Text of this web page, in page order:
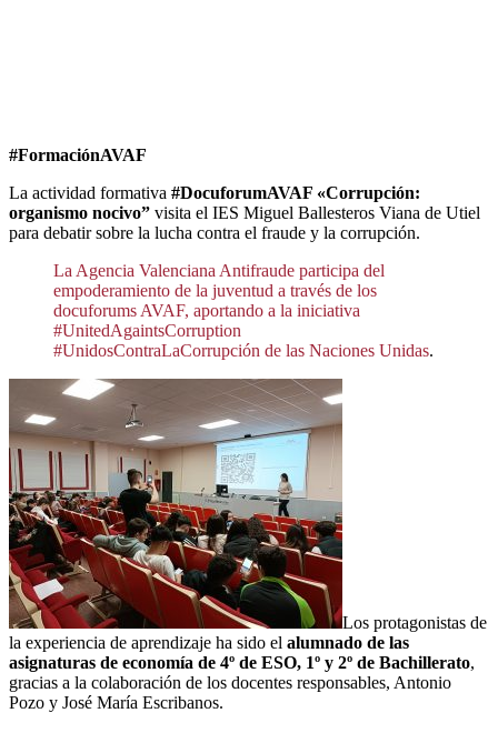
#FormaciónAVAF
La actividad formativa #DocuforumAVAF «Corrupción:
organismo nocivo” visita el IES Miguel Ballesteros Viana de Utiel
para debatir sobre la lucha contra el fraude y la corrupción.
La Agencia Valenciana Antifraude participa del
empoderamiento de la juventud a través de los
docuforums AVAF, aportando a la iniciativa
#UnitedAgaintsCorruption
#UnidosContraLaCorrupción de las Naciones Unidas.
Los protagonistas de
la experiencia de aprendizaje ha sido el alumnado de las
asignaturas de economía de 4º de ESO, 1º y 2º de Bachillerato,
gracias a la colaboración de los docentes responsables, Antonio
Pozo y José María Escribanos.